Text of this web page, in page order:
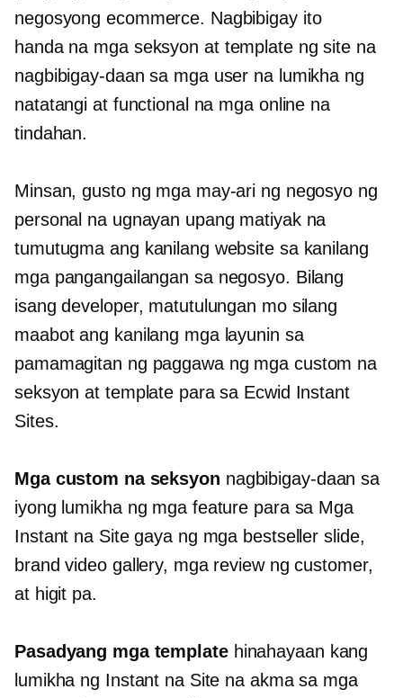
negosyong ecommerce. Nagbibigay ito
handa na mga seksyon at template ng site na
nagbibigay-daan sa mga user na lumikha ng
natatangi at functional na mga online na
tindahan.
Minsan, gusto ng mga may-ari ng negosyo ng
personal na ugnayan upang matiyak na
tumutugma ang kanilang website sa kanilang
mga pangangailangan sa negosyo. Bilang
isang developer, matutulungan mo silang
maabot ang kanilang mga layunin sa
pamamagitan ng paggawa ng mga custom na
seksyon at template para sa Ecwid Instant
Sites.
Mga custom na seksyon nagbibigay-daan sa
iyong lumikha ng mga feature para sa Mga
Instant na Site gaya ng mga bestseller slide,
brand video gallery, mga review ng customer,
at higit pa.
Pasadyang mga templatehinahayaan kang
lumikha ng Instant na Site na akma sa mga